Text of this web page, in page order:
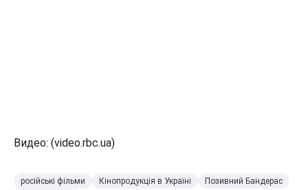
Видео: (video.rbc.ua)
російські фільми Кінопродукція в Україні
Позивний Бандерас